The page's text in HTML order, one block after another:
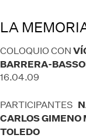
LA
COLOQUIO CON
BARRERA-
16.04.09
PARTICIPANTES
CARLOS GIMENO
TOLEDO